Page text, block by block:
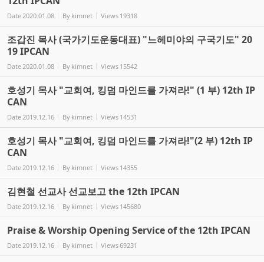
Date2020.01.08 By kimnet Views 19318
조갑진 목사 (국가기도운동대표) "느헤미야의 구국기도" 20
19 IPCAN
Date2020.01.08 By kimnet Views 15542
호성기 목사 "교회여, 킹덤 마인드를 가져라!" (1 부) 12th IP
CAN
Date2019.12.16 By kimnet Views 14531
호성기 목사 "교회여, 킹덤 마인드를 가져라!"(2 부) 12th IP
CAN
Date2019.12.16 By kimnet Views 14355
김현철 선교사 선교보고 the 12th IPCAN
Date2019.12.16 By kimnet Views 145680
Praise & Worship Opening Service of the 12th IPCAN
Date2019.12.16 By kimnet Views69231